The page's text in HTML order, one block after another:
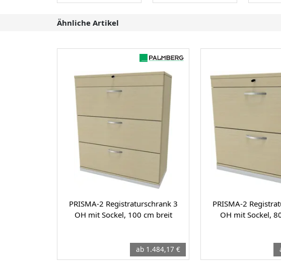
Ähnliche Artikel
PRISMA-2 Registraturschrank 3
OH mit Sockel, 100 cm breit
ab 1.484,17 €
PRISMA-2
OH mit Sockel,